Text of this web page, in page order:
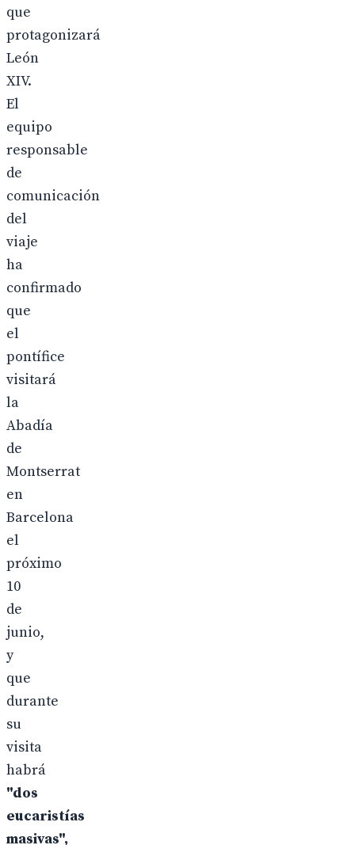
que
protagonizará
León
XIV.
El
equipo
responsable
de
comunicación
del
viaje
ha
confirmado
que
el
pontífice
visitará
la
Abadía
de
Montserrat
en
Barcelona
el
próximo
10
de
junio,
y
que
durante
su
visita
habrá
"dos
eucaristías
masivas",